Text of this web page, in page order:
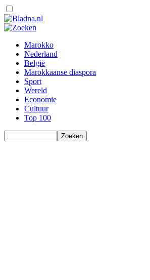
Marokko
Nederland
België
Marokkaanse diaspora
Sport
Wereld
Economie
Cultuur
Top 100